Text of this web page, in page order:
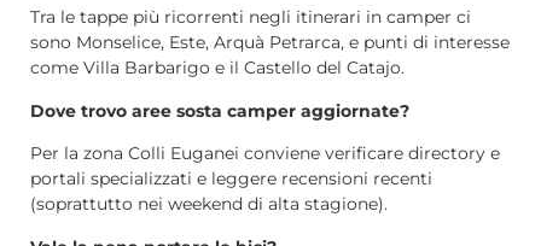
Tra le tappe più ricorrenti negli itinerari in camper ci
sono Monselice, Este, Arquà Petrarca, e punti di interesse
come Villa Barbarigo e il Castello del Catajo.
Dove trovo aree sosta camper aggiornate?
Per la zona Colli Euganei conviene verificare directory e
portali specializzati e leggere recensioni recenti
(soprattutto nei weekend di alta stagione).